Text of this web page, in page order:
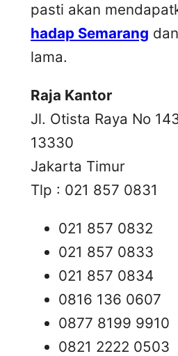
pasti akan
hadap Semarang
lama.
Raja Kantor
Jl. Otista Raya No
13330
Jakarta Timur
Tlp : 021 857 0831
021 857 0832
021 857 0833
021 857 0834
0816 136 0607
0877 8199 9910
0821 2222 0503